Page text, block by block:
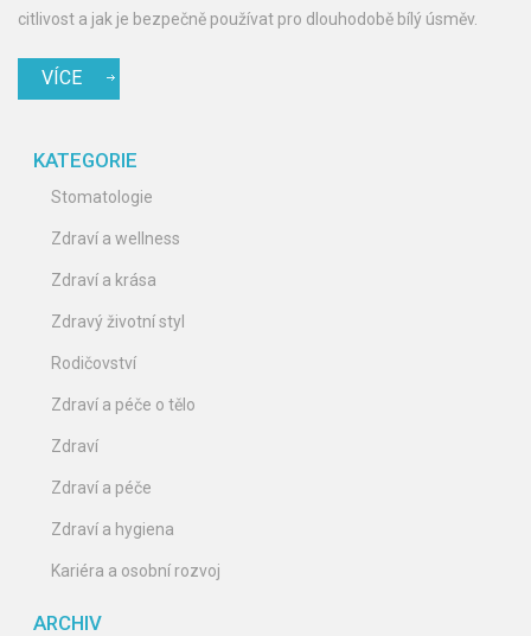
citlivost a jak je bezpečně používat pro dlouhodobě bílý úsměv.
VÍCE
KATEGORIE
Stomatologie
Zdraví a wellness
Zdraví a krása
Zdravý životní styl
Rodičovství
Zdraví a péče o tělo
Zdraví
Zdraví a péče
Zdraví a hygiena
Kariéra a osobní rozvoj
ARCHIV